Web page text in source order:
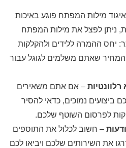
מילות המפתח פוגע באיכות
ניתן לפצל את מילות המפתח
יחס ההמרה ללידים ולהקלקות
המחיר שאתם משלמים לגוגל עבור
– אם אתם משאירים
ביצועים נמוכים, כדאי להסיר
לפרסום השוטף שלכם.
– חשוב לכלול את התוספים
את השירותים שלכם ויביאו לכם